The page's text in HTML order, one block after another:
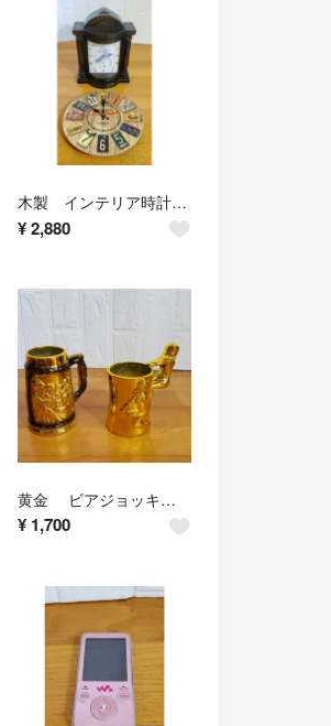
木製 インテリア時計 2点セット アンティーク調 置き時計 壁掛け時計
¥2,880
​黄金 ビアジョッキ 2個セット レトロ ヌードマグ ビアマグ 金
¥ 1,700